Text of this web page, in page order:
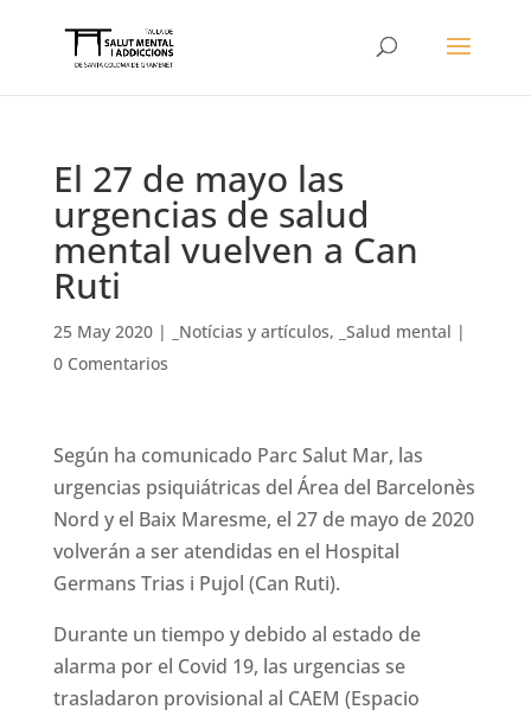
El 27 de mayo las
urgencias de salud
mental vuelven a Can
Ruti
25 May 2020| _Notícias y artículos, _Salud mental |
0 Comentarios
Según ha comunicado Parc Salut Mar, las
urgencias psiquiátricas del Área del Barcelonès
Nord y el Baix Maresme, el 27 de mayo de 2020
volverán a ser atendidas en el Hospital
Germans Trias i Pujol (Can Ruti).
Durante un tiempo y debido al estado de
alarma por el Covid 19, las urgencias se
trasladaron provisional al CAEM (Espacio